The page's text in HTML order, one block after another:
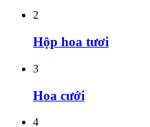
2
Hộp hoa tươi
3
Hoa cưới
4